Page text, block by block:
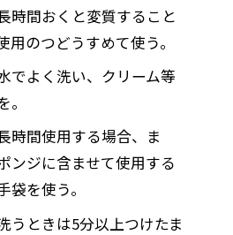
時間おくと変質すること
用のつどうすめて使う。
でよく洗い、クリーム等
時間使用する場合、ま
ンジに含ませて使用する
袋を使う。
うときは5分以上つけたま